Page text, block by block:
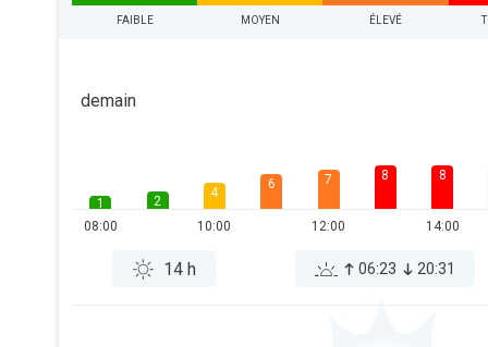
FAIBLE MOYEN ÉLEVÉ
demain
1
08:00
2
4
10:00
6 7
12:00
8 8
14:00
14 h 06:23 20:31